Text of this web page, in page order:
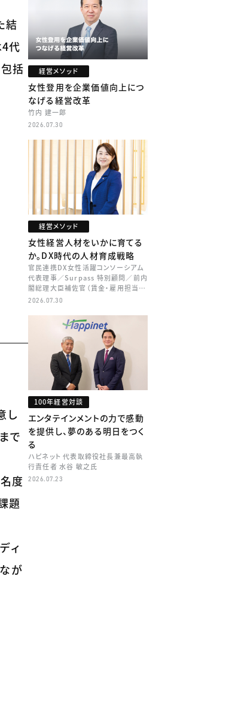
結
代
括
し
で
度
題
ィ
が
経営メソッド
女性登用を企業価値向上につ
なげる経営改革
竹内 建一郎
2026.07.30
経営メソッド
女性経営人材をいかに育てる
か。DX時代の人材育成戦略
官民連携DX女性活躍コンソーシアム
代表理事／Surpass 特別顧問／前内
閣総理大臣補佐官（賃金・雇用担当）
矢田 稚子
2026.07.30
100年経営対談
エンタテインメントの力で感動
を提供し、夢のある明日をつく
る
ハピネット 代表取締役社長兼最高執
行責任者 水谷 敏之氏
2026.07.23